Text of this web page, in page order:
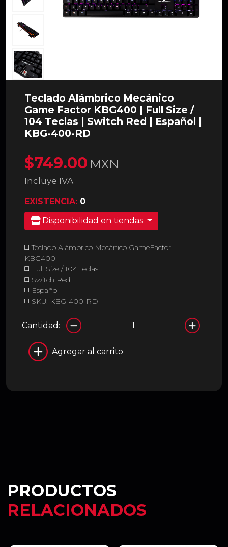
Teclado Alámbrico Mecánico
Game Factor KBG400 | Full Size /
104 Teclas | Switch Red | Español |
KBG-400-RD
$749.00 MXN
Incluye IVA
EXISTENCIA: 0
Disponibilidad en tiendas
◻️ Teclado Alámbrico Mecánico GameFactor
KBG400
◻️ Full Size / 104 Teclas
◻️ Switch Red
◻️ Español
◻️ SKU: KBG-400-RD
Cantidad:
Agregar al carrito
PRODUCTOS
RELACIONADOS